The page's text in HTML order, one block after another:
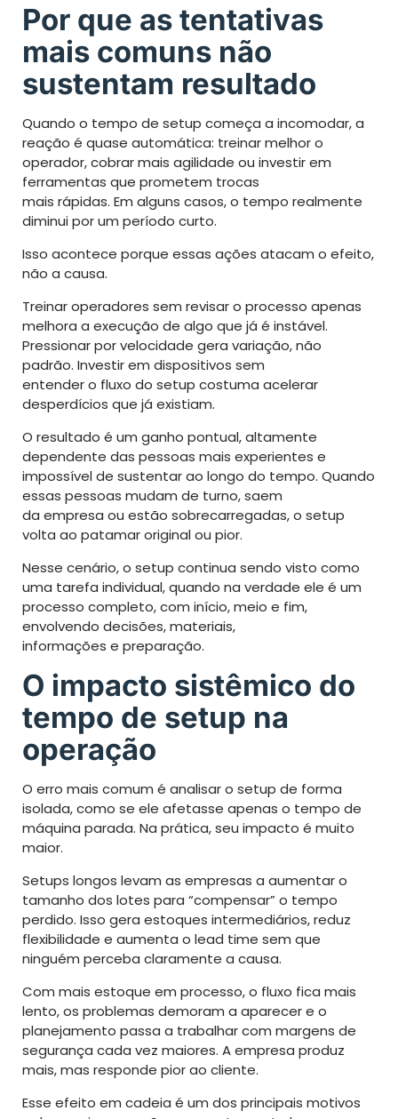
Por que as tentativas
mais comuns não
sustentam resultado
Quando o tempo de setup começa a incomodar, a
reação é quase automática: treinar melhor o
operador, cobrar mais agilidade ou investir em
ferramentas que prometem trocas
mais rápidas. Em alguns casos, o tempo realmente
diminui por um período curto.
Isso acontece porque essas ações atacam o efeito,
não a causa.
Treinar operadores sem revisar o processo apenas
melhora a execução de algo que já é instável.
Pressionar por velocidade gera variação, não
padrão. Investir em dispositivos sem
entender o fluxo do setup costuma acelerar
desperdícios que já existiam.
O resultado é um ganho pontual, altamente
dependente das pessoas mais experientes e
impossível de sustentar ao longo do tempo. Quando
essas pessoas mudam de turno, saem
da empresa ou estão sobrecarregadas, o setup
volta ao patamar original ou pior.
Nesse cenário, o setup continua sendo visto como
uma tarefa individual, quando na verdade ele é um
processo completo, com início, meio e fim,
envolvendo decisões, materiais,
informações e preparação.
O impacto sistêmico do
tempo de setup na
operação
O erro mais comum é analisar o setup de forma
isolada, como se ele afetasse apenas o tempo de
máquina parada. Na prática, seu impacto é muito
maior.
Setups longos levam as empresas a aumentar o
tamanho dos lotes para “compensar” o tempo
perdido. Isso gera estoques intermediários, reduz
flexibilidade e aumenta o lead time sem que
ninguém perceba claramente a causa.
Com mais estoque em processo, o fluxo fica mais
lento, os problemas demoram a aparecer e o
planejamento passa a trabalhar com margens de
segurança cada vez maiores. A empresa produz
mais, mas responde pior ao cliente.
Esse efeito em cadeia é um dos principais motivos